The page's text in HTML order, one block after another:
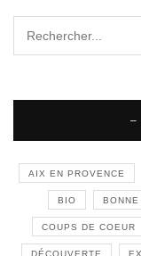
–
AIX EN PROVENCE
BIO BONNE
COUPS DE COEUR
DÉCOUVERTE